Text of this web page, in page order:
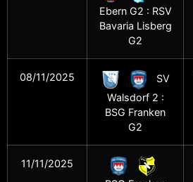
Ebern G2 : RSV
Bavaria Lisberg
G2
08/11/2025
SV
Walsdorf 2 :
BSG Franken
G2
11/11/2025